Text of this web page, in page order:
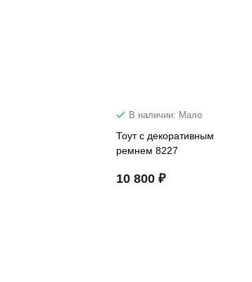
В наличии: Мало
Тоут с декоративным
ремнем 8227
10 800 ₽